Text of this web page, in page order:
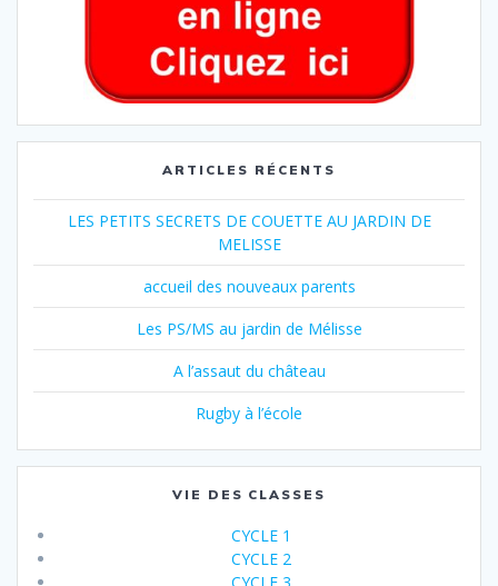
ARTICLES RÉCENTS
LES PETITS SECRETS DE COUETTE AU JARDIN DE
MELISSE
accueil des nouveaux parents
Les PS/MS au jardin de Mélisse
A l’assaut du château
Rugby à l’école
VIE DES CLASSES
CYCLE 1
CYCLE 2
CYCLE 3